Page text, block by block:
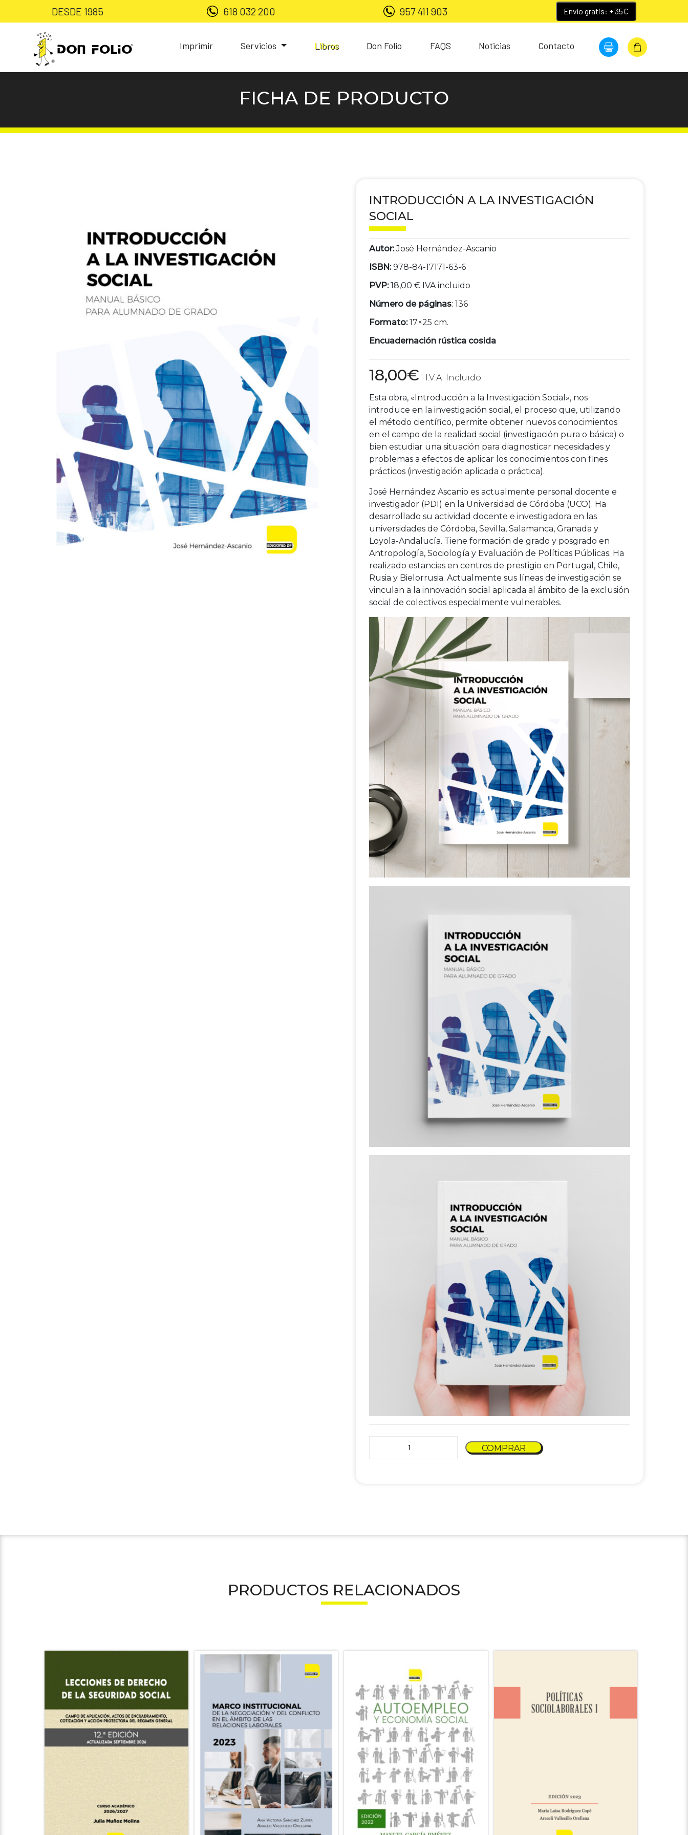
DESDE 1985 618 032 200 957 411 903 Envío gratis: + 35€
Imprimir Servicios Libros Don Folio FAQS Noticias Contacto
FICHA DE PRODUCTO
INTRODUCCIÓN A LA INVESTIGACIÓN
SOCIAL
Autor:José Hernández-Ascanio
ISBN:978-84-17171-63-6
PVP:18,00 € IVA incluido
Número de páginas: 136
Formato:17×25 cm.
Encuadernación rústica cosida
18,00€
Esta obra, «Introducción a la Investigación Social», nos
introduce en la investigación social, el proceso que, utilizando
el método científico, permite obtener nuevos conocimientos
en el campo de la realidad social (investigación pura o básica) o
bien estudiar una situación para diagnosticar necesidades y
problemas a efectos de aplicar los conocimientos con fines
prácticos (investigación aplicada o práctica).
José Hernández Ascanio es actualmente personal docente e
investigador (PDI) en la Universidad de Córdoba (UCO). Ha
desarrollado su actividad docente e investigadora en las
universidades de Córdoba, Sevilla, Salamanca, Granada y
Loyola-Andalucía. Tiene formación de grado y posgrado en
Antropología, Sociología y Evaluación de Políticas Públicas. Ha
realizado estancias en centros de prestigio en Portugal, Chile,
Rusia y Bielorrusia. Actualmente sus líneas de investigación se
vinculan a la innovación social aplicada al ámbito de la exclusión
social de colectivos especialmente vulnerables.
Introducción a la Investigación Social cantidad
COMPRAR
PRODUCTOS RELACIONADOS